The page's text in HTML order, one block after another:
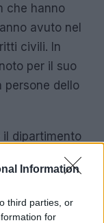
Information
third parties, or
for
che hanno
avuto nel
civili. In
per il suo
persone dello
il dipartimento
tragica
il futuro